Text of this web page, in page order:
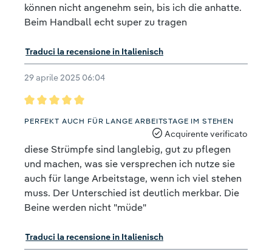
können nicht angenehm sein, bis ich die anhatte.
Beim Handball echt super zu tragen
Traduci la recensione in Italienisch
29 aprile 2025 06:04
Recensione con valutazione di 5 su 5 stelle
PERFEKT AUCH FÜR LANGE ARBEITSTAGE IM STEHEN
Acquirente verificato
diese Strümpfe sind langlebig, gut zu pflegen
und machen, was sie versprechen ich nutze sie
auch für lange Arbeitstage, wenn ich viel stehen
muss. Der Unterschied ist deutlich merkbar. Die
Beine werden nicht "müde"
Traduci la recensione in Italienisch